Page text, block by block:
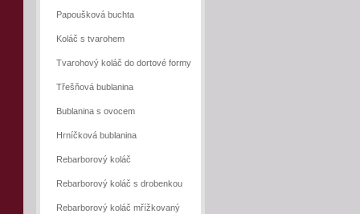
Papoušková buchta
Koláč s tvarohem
Tvarohový koláč do dortové formy
Třešňová bublanina
Bublanina s ovocem
Hrníčková bublanina
Rebarborový koláč
Rebarborový koláč s drobenkou
Rebarborový koláč mřížkovaný